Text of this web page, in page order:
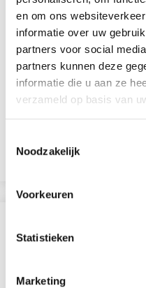
en om ons
informatie over uw
partners voor social
partners kunnen deze
informatie die u aan ze
verzameld op basis van
Noodzakelijk
Voorkeuren
Statistieken
Marketing
POT À CRAYONS 9,5X7,5
EUR 1.60 EUR 2.30
Ajouter au panier